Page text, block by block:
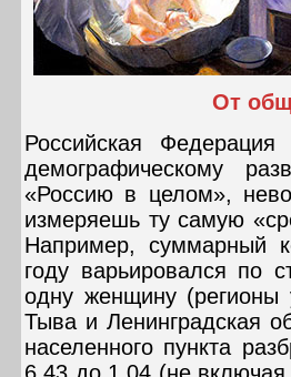
От
Российская
демографическому
«Россию в целом»,
измеряешь ту самую
Например, суммарный
году варьировался по
одну женщину (регионы
Тыва и Ленинградская
населенного пункта